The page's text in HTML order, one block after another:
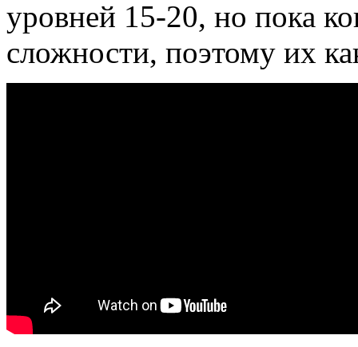
уровней 15-20, но пока
сложности, поэтому их